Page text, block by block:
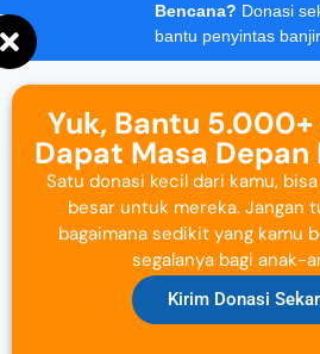
Bencana? Donasi
bantu penyintas
Yuk, Bantu
Dapat Masa Depan
Satu donasi kecil dari kamu,
besar untuk mereka. Jangan
bagaimana sedikit yang kamu
segalanya bagi anak-
Kirim Donasi